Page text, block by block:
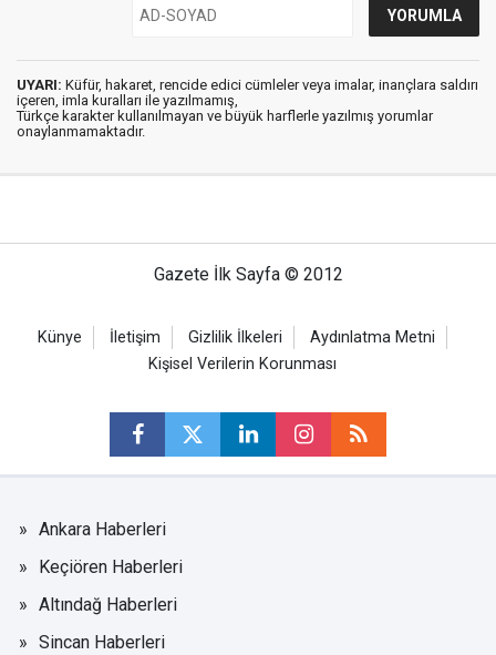
UYARI: Küfür, hakaret, rencide edici cümleler veya imalar, inançlara saldırı
içeren, imla kuralları ile yazılmamış,
Türkçe karakter kullanılmayan ve büyük harflerle yazılmış yorumlar
onaylanmamaktadır.
Gazete İlk Sayfa © 2012
Künye İletişim Gizlilik İlkeleri
Aydınlatma Metni
Kişisel Verilerin Korunması
Ankara Haberleri
Keçiören Haberleri
Altındağ Haberleri
Sincan Haberleri